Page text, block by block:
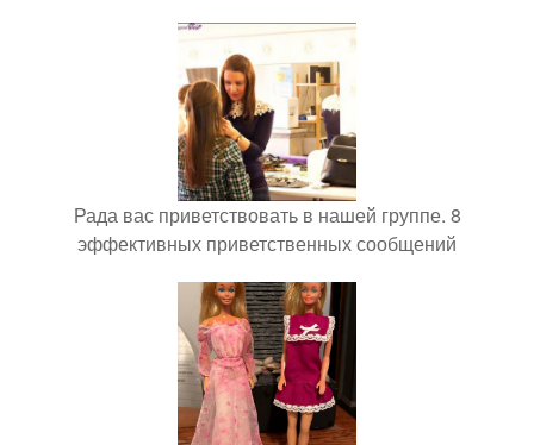
Рада вас приветствовать в нашей группе. 8
эффективных приветственных сообщений